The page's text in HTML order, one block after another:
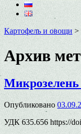
Картофель и овощи >
Архив
Микрозелень
Опубликовано
УДК 635.656 https://